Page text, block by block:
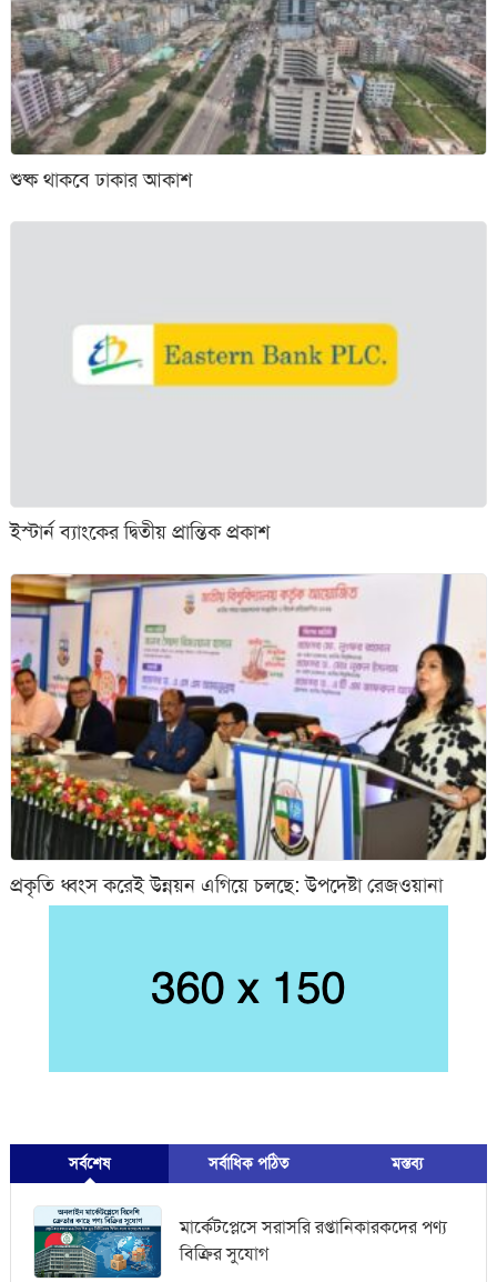
শুষ্ক থাকবে ঢাকার আকাশ
ইস্টার্ন ব্যাংকের দ্বিতীয় প্রান্তিক প্রকাশ
প্রকৃতি ধ্বংস করেই উন্নয়ন এগিয়ে চলছে: উপদেষ্টা রেজওয়ানা
সর্বশেষ সর্বাধিক পঠিত মস্তব্য
মার্কেটপ্লেসে সরাসরি রপ্তানিকারকদের পণ্য
বিক্রির সুযোগ